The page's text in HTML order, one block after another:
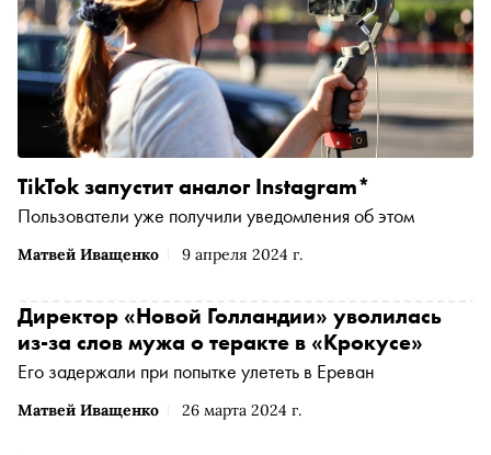
Матвей Иващенко 9 апреля 2024 г.
TikTok запустит аналог Instagram*
Пользователи уже получили уведомления об этом
Матвей Иващенко 26 марта 2024 г.
Директор «Новой Голландии» уволилась
из-за слов мужа о теракте в «Крокусе»
Его задержали при попытке улететь в Ереван